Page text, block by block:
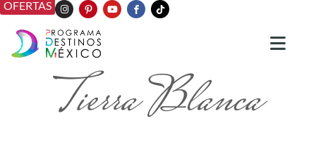
OFERTAS
Tierra Blanca